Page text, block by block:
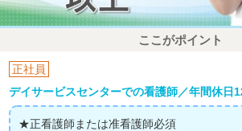
ここがポイント
正社員
デイサービスセンターでの看護師／年間休日
★正看護師または准看護師必須